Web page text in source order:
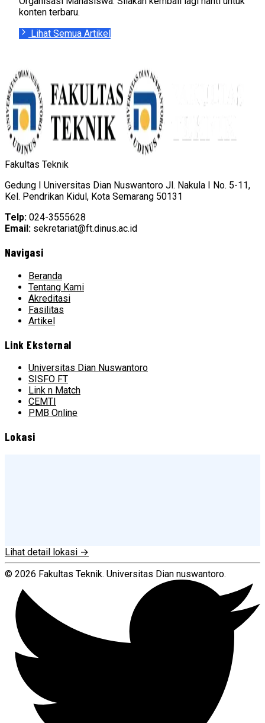
konten terbaru.
Lihat Semua Artikel
Fakultas Teknik
Gedung I Universitas Dian Nuswantoro Jl. Nakula I No. 5-11,
Kel. Pendrikan Kidul, Kota Semarang 50131
Telp: 024-3555628
Email: sekretariat@ft.dinus.ac.id
Navigasi
Beranda
Tentang Kami
Akreditasi
Fasilitas
Artikel
Link Eksternal
Universitas Dian Nuswantoro
SISFO FT
Link n Match
CEMTI
PMB Online
Lokasi
Lihat detail lokasi →
© 2026 Fakultas Teknik. Universitas Dian nuswantoro.